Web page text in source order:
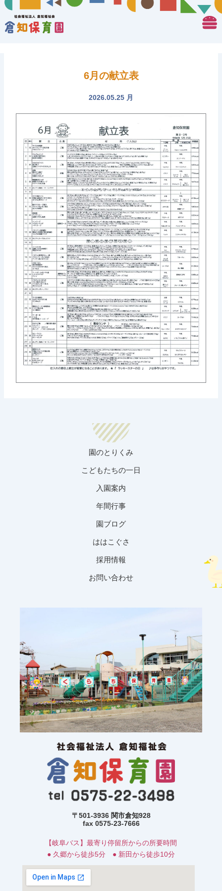
6月の献立表
2026.05.25 月
園のとりくみ
こどもたちの一日
入園案内
年間行事
園ブログ
ははこぐさ
採用情報
お問い合わせ
〒501-3936 関市倉知928
fax 0575-23-7666
【岐阜バス】最寄り停留所からの所要時間
● 久郷から徒歩5分 ● 新田から徒歩10分